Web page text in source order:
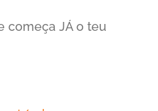
começa JÁ o teu